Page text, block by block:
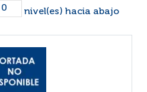
nivel(es) hacia abajo